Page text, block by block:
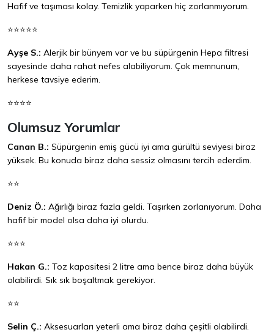
Hafif ve taşıması kolay. Temizlik yaparken hiç zorlanmıyorum.
⭐⭐⭐⭐⭐
Ayşe S.: Alerjik bir bünyem var ve bu süpürgenin Hepa filtresi
sayesinde daha rahat nefes alabiliyorum. Çok memnunum,
herkese tavsiye ederim.
⭐⭐⭐⭐
Olumsuz Yorumlar
Canan B.: Süpürgenin emiş gücü iyi ama gürültü seviyesi biraz
yüksek. Bu konuda biraz daha sessiz olmasını tercih ederdim.
⭐⭐
Deniz Ö.: Ağırlığı biraz fazla geldi. Taşırken zorlanıyorum. Daha
hafif bir model olsa daha iyi olurdu.
⭐⭐⭐
Hakan G.: Toz kapasitesi 2 litre ama bence biraz daha büyük
olabilirdi. Sık sık boşaltmak gerekiyor.
⭐⭐
Selin Ç.: Aksesuarları yeterli ama biraz daha çeşitli olabilirdi.